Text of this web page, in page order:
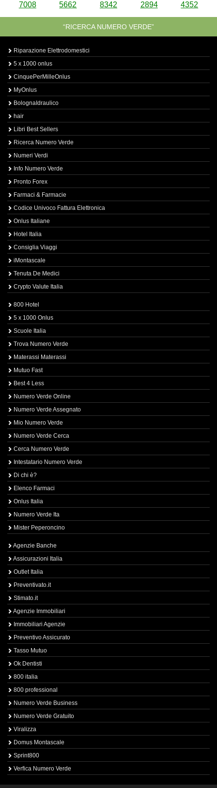
7008 5662 8342 2894 4352
“RICERCA NUMERO VERDE”
Riparazione Elettrodomestici
5 x 1000 onlus
CinquePerMilleOnlus
MyOnlus
BolognaIdraulico
hair
Libri Best Sellers
Ricerca Numero Verde
Numeri Verdi
Info Numero Verde
Pronto Forex
Farmaci & Farmacie
Codice Univoco Fattura Elettronica
Onlus Italiane
Hotel Italia
Consiglia Viaggi
iMontascale
Tenuta De Medici
Crypto Valute Italia
800 Hotel
5 x 1000 Onlus
Scuole Italia
Trova Numero Verde
Materassi Materassi
Mutuo Fast
Best 4 Less
Numero Verde Online
Numero Verde Assegnato
Mio Numero Verde
Numero Verde Cerca
Cerca Numero Verde
Intestatario Numero Verde
Di chi è?
Elenco Farmaci
Onlus Italia
Numero Verde Ita
Mister Peperoncino
Agenzie Banche
Assicurazioni Italia
Outlet Italia
Preventivato.it
Stimato.it
Agenzie Immobiliari
Immobiliari Agenzie
Preventivo Assicurato
Tasso Mutuo
Ok Dentisti
800 italia
800 professional
Numero Verde Business
Numero Verde Gratuito
Viralizza
Domus Montascale
Sprint800
Verfica Numero Verde